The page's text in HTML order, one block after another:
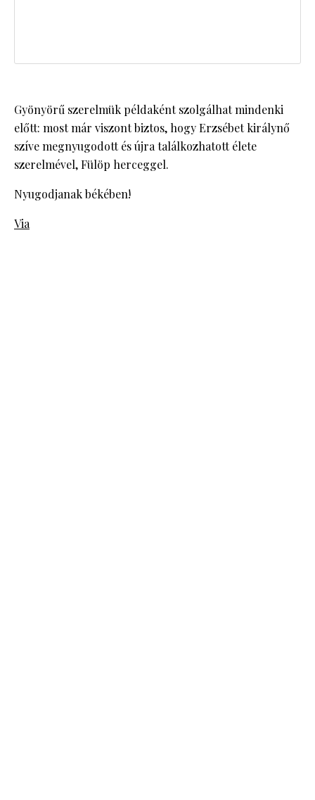
Gyönyörű szerelmük példaként szolgálhat mindenki
előtt: most már viszont biztos, hogy Erzsébet királynő
szíve megnyugodott és újra találkozhatott élete
szerelmével, Fülöp herceggel.
Nyugodjanak békében!
Via